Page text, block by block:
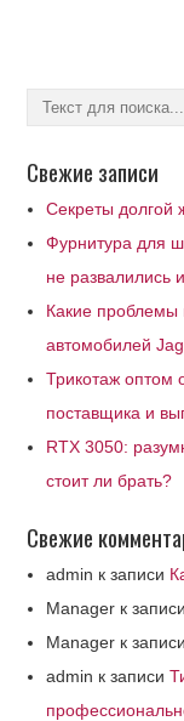
Свежие записи
Секреты долгой
Фурнитура для
не развалились
Какие проблемы
автомобилей
Трикотаж оптом
поставщика и
RTX 3050:
стоит ли брать?
Свежие
admin к записи
Manager к записи
Manager к
admin к записи